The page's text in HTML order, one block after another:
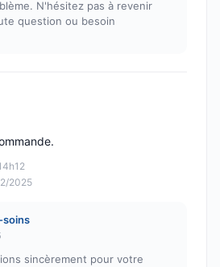
N'hésitez pas à revenir
question ou besoin
2025
soins
sincèrement pour votre